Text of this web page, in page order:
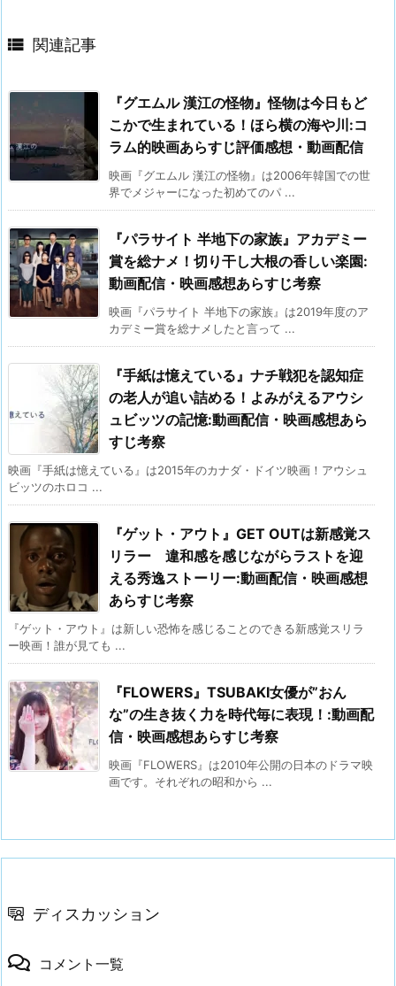
 関連記事
『グエムル 漢江の怪物』怪物は今日もど
こかで生まれている！ほら横の海や川:コ
ラム的映画あらすじ評価感想・動画配信
映画『グエムル 漢江の怪物』は2006年韓国での世
界でメジャーになった初めてのパ ...
『パラサイト 半地下の家族』アカデミー
賞を総ナメ！切り干し大根の香しい楽園:
動画配信・映画感想あらすじ考察
映画『パラサイト 半地下の家族』は2019年度のア
カデミー賞を総ナメしたと言って ...
『手紙は憶えている』ナチ戦犯を認知症
の老人が追い詰める！よみがえるアウシ
ュビッツの記憶:動画配信・映画感想あら
すじ考察
映画『手紙は憶えている』は2015年のカナダ・ドイツ映画！アウシュ
ビッツのホロコ ...
『ゲット・アウト』GET OUTは新感覚ス
リラー 違和感を感じながらラストを迎
える秀逸ストーリー:動画配信・映画感想
あらすじ考察
『ゲット・アウト』は新しい恐怖を感じることのできる新感覚スリラ
ー映画！誰が見ても ...
『FLOWERS』TSUBAKI女優が”おん
な”の生き抜く力を時代毎に表現！:動画配
信・映画感想あらすじ考察
映画『FLOWERS』は2010年公開の日本のドラマ映
画です。それぞれの昭和から ...
ディスカッション
コメント一覧